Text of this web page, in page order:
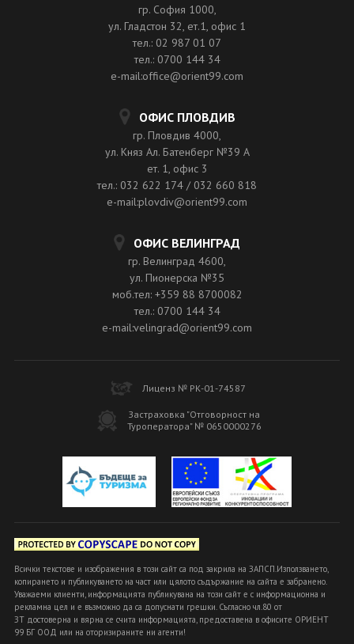
гр. София 1000,
ул. Гладстон 32, ет.1, офис 1
тел.: 02 987 01 07
тел.: 0700 144 34
e-mail:office@orient99.com
ОФИС ПЛОВДИВ
гр. Пловдив 4000,
ул. Княз Ал. Батенберг №39 A
ет. 1, офис 3
тел.: 032 622 174 / 032 660 818
e-mail:plovdiv@orient99.com
ОФИС ВЕЛИНГРАД
гр. Велинград 4600,
ул. Пионерска №35
моб.тел: +359 88 8700082
тел.: 0700 144 34
e-mail:velingrad@orient99.com
Лиценз № РК-01-74587
Застраховка "Отговорност на
Туроператора" № 0650000276
Всички текстове и изображения в този сайт са под закрила на ЗАПСП.Използването,
копирането и публикуването на част или цялото съдържание на сайта е забранено.
Уважаеми клиенти, информацията публикувана на този сайт е с информационна и
рекламна цел и е възможно да са допуснати грешки. Съгласно чл.80 от
ЗТ достоверна и вярна се счита информацията, предоставена в офисите ОРИЕНТ
99 БГ ООД или на оторизираните ни агенти!